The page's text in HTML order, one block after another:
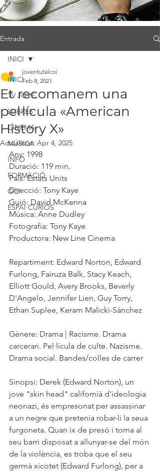
Entrada
INICI
TV JOVE
LLIBRES
CINEMA
MÚSICA
INFO
FORMACIÓ
OCI
ESPAI CURIÓS
INICI
Et recomanem una
pel·lícula «American
History X»
joventutalcoi
Feb 8, 2021
Actualitzat: Apr 4, 2025
Any: 1998
Duració: 119 min.
País: Estats Units
Direcció: Tony Kaye
Guió: David McKenna
Música: Anne Dudley
Fotografia: Tony Kaye
Productora: New Line Cinema
Repartiment: Edward Norton, Edward
Furlong, Fairuza Balk, Stacy Keach,
Elliott Gould, Avery Brooks, Beverly
D'Angelo, Jennifer Lien, Guy Torry,
Ethan Suplee, Keram Malicki-Sánchez
Gènere: Drama | Racisme. Drama
carcerari. Pel·lícula de culte. Nazisme.
Drama social. Bandes/colles de carrer
Sinopsi: Derek (Edward Norton), un
jove "skin head" californià d'ideologia
neonazi, és empresonat per assassinar
a un negre que pretenia robar-li la seua
furgoneta. Quan ix de presó i torna al
seu barri disposat a allunyar-se del món
de la violència, es troba que el seu
germà xicotet (Edward Furlong), per a